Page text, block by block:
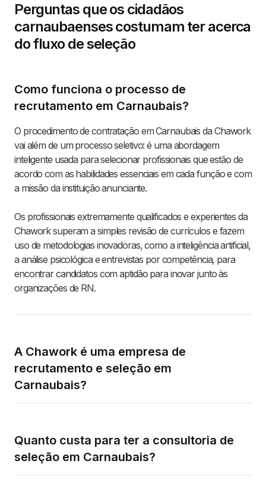
Perguntas que os cidadãos
carnaubaenses costumam ter acerca
do fluxo de seleção
Como funciona o processo de
recrutamento em Carnaubais?
O procedimento de contratação em Carnaubais da Chawork
vai além de um processo seletivo: é uma abordagem
inteligente usada para selecionar profissionais que estão de
acordo com as habilidades essenciais em cada função e com
a missão da instituição anunciante.
Os profissionais extremamente qualificados e experientes da
Chawork superam a simples revisão de currículos e fazem
uso de metodologias inovadoras, como a inteligência artificial,
a análise psicológica e entrevistas por competência, para
encontrar candidatos com aptidão para inovar junto às
organizações de RN.
A Chawork é uma empresa de
recrutamento e seleção em
Carnaubais?
Quanto custa para ter a consultoria de
seleção em Carnaubais?